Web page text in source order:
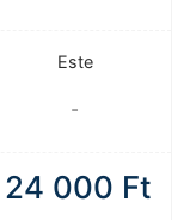
Este
-
24 000 Ft